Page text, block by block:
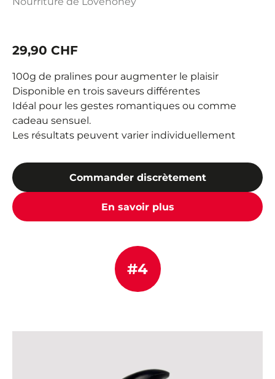
29,90 CHF
100g de pralines pour augmenter le plaisir
Disponible en trois saveurs différentes
Idéal pour les gestes romantiques ou comme
cadeau sensuel.
Les résultats peuvent varier individuellement
Commander discrètement
En savoir plus
#4